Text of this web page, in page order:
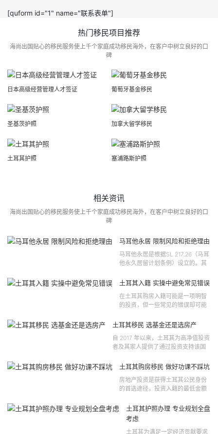
[quform id="1" name="联系表单"]
热门移民项目推荐
海尚出国贴心的移民服务使上千个家庭成功移民海外，在客户中树立良好的口
碑
日本高级经营管理人才签证 葡萄牙基金移民
圣基茨护照 加拿大留学移民
土耳其护照 塞浦路斯护照
相关资讯
海尚出国贴心的移民服务使上千个家庭成功移民海外，在客户中树立良好的口
碑
马耳他永居 限制风险和拒绝理由
马耳他永居是根据SL 217.26（马耳
他永久居留计划条例）设立的。其
121 号法律公告，并随后根据2024
土耳其入籍 实操中避免常见错误
在土耳其购房入籍可能是一项明智
的投资，但一些常见的错误却可能
失。许多投资者轻信营销宣传或不
土耳其移民 选基金还是选房产
自 2017 年以来，土耳其为高净值投资
者及其家人提供了通过投资支持该国
会。 该计划的一大亮点在于其涵盖广
土耳其购房移民 做好功课不踩坑
房地产投资是获得土耳其公民身份
的首选途径，投资入籍的最低金额
二手房产。这一门槛自2019年调整
以来一直未变，适用于经持牌...
土耳其护照办理 专业规划全盘
考虑
土耳其为满足一定经济贡献要求